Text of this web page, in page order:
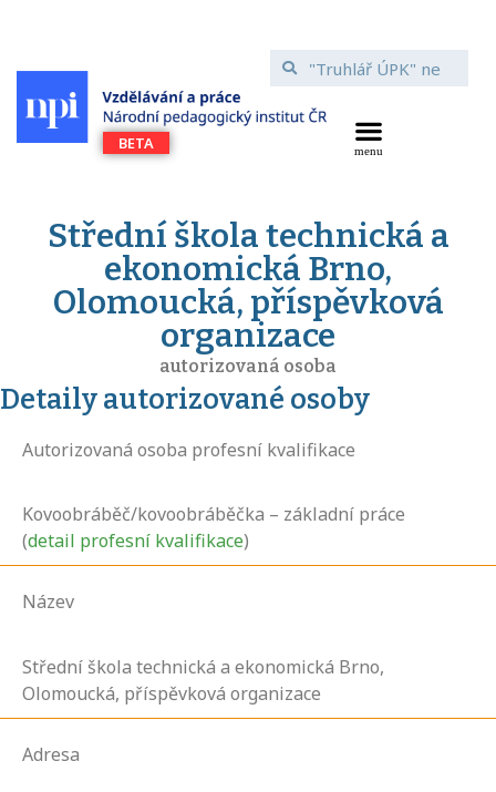
Střední škola technická a
ekonomická Brno,
Olomoucká, příspěvková
organizace
autorizovaná osoba
Detaily autorizované osoby
Autorizovaná osoba profesní kvalifikace
Kovoobráběč/kovoobráběčka – základní práce
(detail profesní kvalifikace)
Název
Střední škola technická a ekonomická Brno,
Olomoucká, příspěvková organizace
Adresa